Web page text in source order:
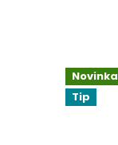
Novinka
Tip